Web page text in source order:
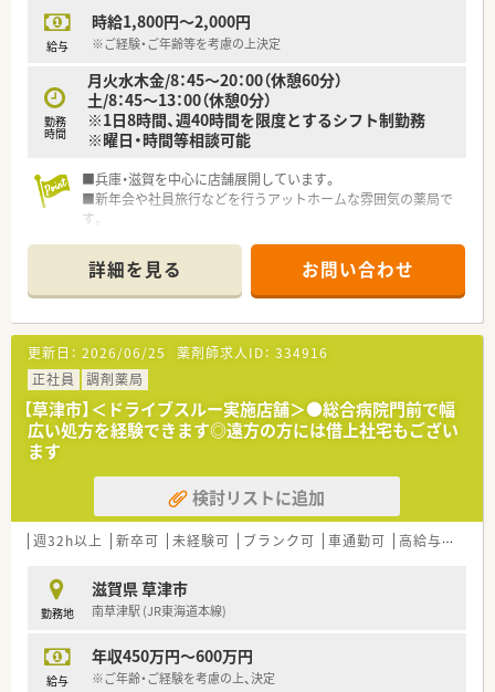
給与
時給1,800円～2,000円
※ご経験・ご年齢等を考慮の上決定
勤務
時間
月火水木金/8：45～20：00（休憩60分）
土/8：45～13：00（休憩0分）
※1日8時間、週40時間を限度とするシフト制勤務
※曜日・時間等相談可能
■兵庫・滋賀を中心に店舗展開しています。
■新年会や社員旅行などを行うアットホームな雰囲気の薬局で
す。
詳細を見る お問い合わせ
更新日： 2026/06/25 薬剤師求人ID： 334916
正社員
調剤薬局
【草津市】＜ドライブスルー実施店舗＞●総合病院門前で幅
広い処方を経験できます◎遠方の方には借上社宅もござい
ます
検討リストに追加
週32h以上 新卒可 未経験可 ブランク可 車通勤可 高給与(600万円以上)
勤務地
滋賀県 草津市
南草津駅 (JR東海道本線)
給与
年収450万円～600万円
※ご年齢・ご経験を考慮の上、決定